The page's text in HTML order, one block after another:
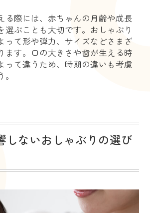
る際には、赤ちゃんの月齢や成長
選ぶことも大切です。おしゃぶり
って形や弾力、サイズなどさまざ
ます。口の大きさや歯が生える時
って違うため、時期の違いも考慮
しないおしゃぶりの選び